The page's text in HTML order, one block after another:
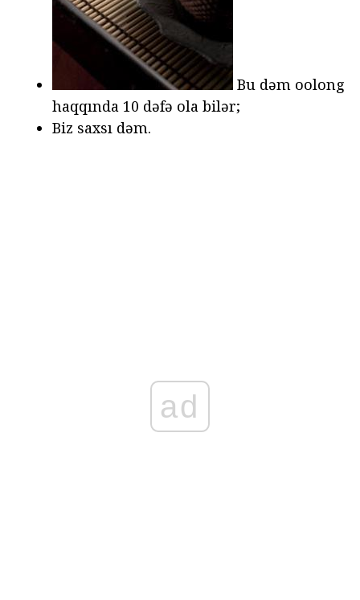
Bu dəm oolong
haqqında 10 dəfə ola bilər;
Biz saxsı dəm.
ad